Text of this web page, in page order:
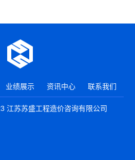
业绩展示 资讯中心 联系我们
江苏苏盛工程造价咨询有限公司